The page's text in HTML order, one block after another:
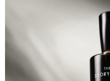
oleh AFTEE, sila jangan gunakan